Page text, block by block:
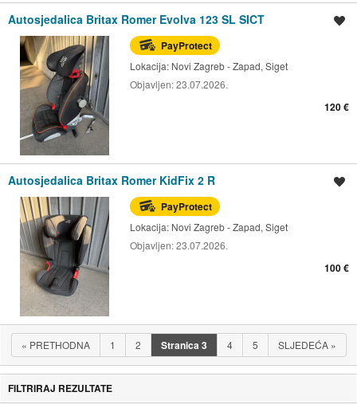
Autosjedalica Britax Romer Evolva 123 SL SICT
PayProtect
Lokacija: Novi Zagreb - Zapad, Siget
Objavljen:23.07.2026.
120 €
Autosjedalica Britax Romer KidFix 2 R
PayProtect
Lokacija: Novi Zagreb - Zapad, Siget
Objavljen:23.07.2026.
100 €
« PRETHODNA 1 2 Stranica3 4 5 SLJEDEĆA »
FILTRIRAJ REZULTATE